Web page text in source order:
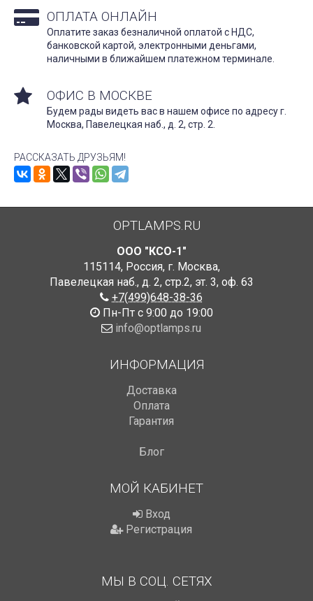
ОПЛАТА ОНЛАЙН
Оплатите заказ безналичной оплатой с НДС,
банковской картой, электронными деньгами,
наличными в ближайшем платежном терминале.
ОФИС В МОСКВЕ
Будем рады видеть вас в нашем офисе по адресу г.
Москва, Павелецкая наб., д. 2, стр. 2.
РАССКАЗАТЬ ДРУЗЬЯМ!
OPTLAMPS.RU
ООО "КСО-1"
115114, Россия, г. Москва,
Павелецкая наб., д. 2, стр.2, эт. 3, оф. 63
+7(499)648-38-36
Пн-Пт с 9:00 до 19:00
info@optlamps.ru
ИНФОРМАЦИЯ
Доставка
Оплата
Гарантия
Блог
МОЙ КАБИНЕТ
Вход
Регистрация
МЫ В СОЦ. СЕТЯХ